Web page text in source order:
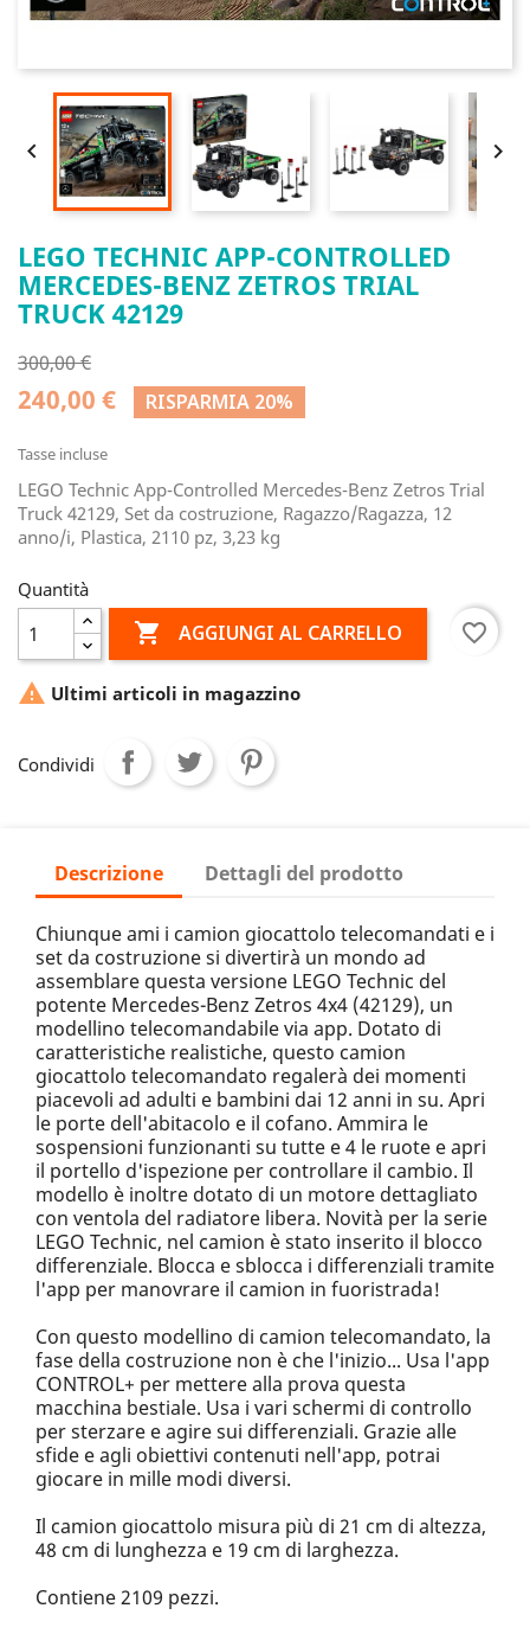
 
LEGO TECHNIC APP-CONTROLLED
MERCEDES-BENZ ZETROS TRIAL
TRUCK 42129
300,00 €
240,00 € RISPARMIA 20%
Tasse incluse
LEGO Technic App-Controlled Mercedes-Benz Zetros Trial
Truck 42129, Set da costruzione, Ragazzo/Ragazza, 12
anno/i, Plastica, 2110 pz, 3,23 kg
Quantità
 AGGIUNGI AL CARRELLO favorite_border
 Ultimi articoli in magazzino
Condividi
Descrizione Dettagli del prodotto
Chiunque ami i camion giocattolo telecomandati e i
set da costruzione si divertirà un mondo ad
assemblare questa versione LEGO Technic del
potente Mercedes-Benz Zetros 4x4 (42129), un
modellino telecomandabile via app. Dotato di
caratteristiche realistiche, questo camion
giocattolo telecomandato regalerà dei momenti
piacevoli ad adulti e bambini dai 12 anni in su. Apri
le porte dell'abitacolo e il cofano. Ammira le
sospensioni funzionanti su tutte e 4 le ruote e apri
il portello d'ispezione per controllare il cambio. Il
modello è inoltre dotato di un motore dettagliato
con ventola del radiatore libera. Novità per la serie
LEGO Technic, nel camion è stato inserito il blocco
differenziale. Blocca e sblocca i differenziali tramite
l'app per manovrare il camion in fuoristrada!
Con questo modellino di camion telecomandato, la
fase della costruzione non è che l'inizio... Usa l'app
CONTROL+ per mettere alla prova questa
macchina bestiale. Usa i vari schermi di controllo
per sterzare e agire sui differenziali. Grazie alle
sfide e agli obiettivi contenuti nell'app, potrai
giocare in mille modi diversi.
Il camion giocattolo misura più di 21 cm di altezza,
48 cm di lunghezza e 19 cm di larghezza.
Contiene 2109 pezzi.